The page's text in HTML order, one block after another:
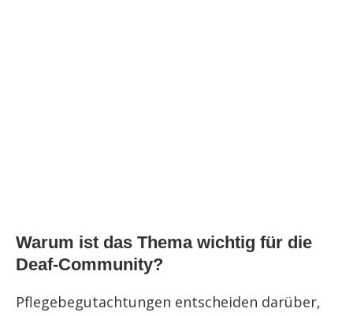
Warum ist das Thema wichtig für die
Deaf-Community?
Pflegebegutachtungen entscheiden darüber,